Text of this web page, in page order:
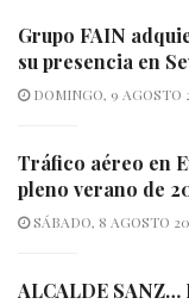
Grupo FAIN
su presencia en
DOMINGO, 9 AGOSTO
Tráfico aéreo en
pleno verano de
SÁBADO, 8 AGOSTO
ALCALDE SANZ…